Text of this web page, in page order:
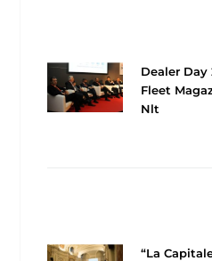
Dealer Day
Fleet
Nlt
“La